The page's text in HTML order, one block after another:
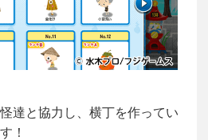
達と協力し、横丁を作ってい
！